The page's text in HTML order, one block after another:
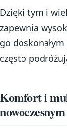
Dzięki tym i
zapewnia
go
często
Komfort i